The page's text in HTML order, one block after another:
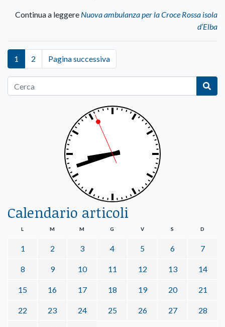
Continua a leggere Nuova ambulanza per la Croce Rossa isola
d’Elba
1 2 Pagina successiva
Calendario articoli
L M M G V S D
1 2 3 4 5 6 7
8 9 10 11 12 13 14
15 16 17 18 19 20 21
22 23 24 25 26 27 28